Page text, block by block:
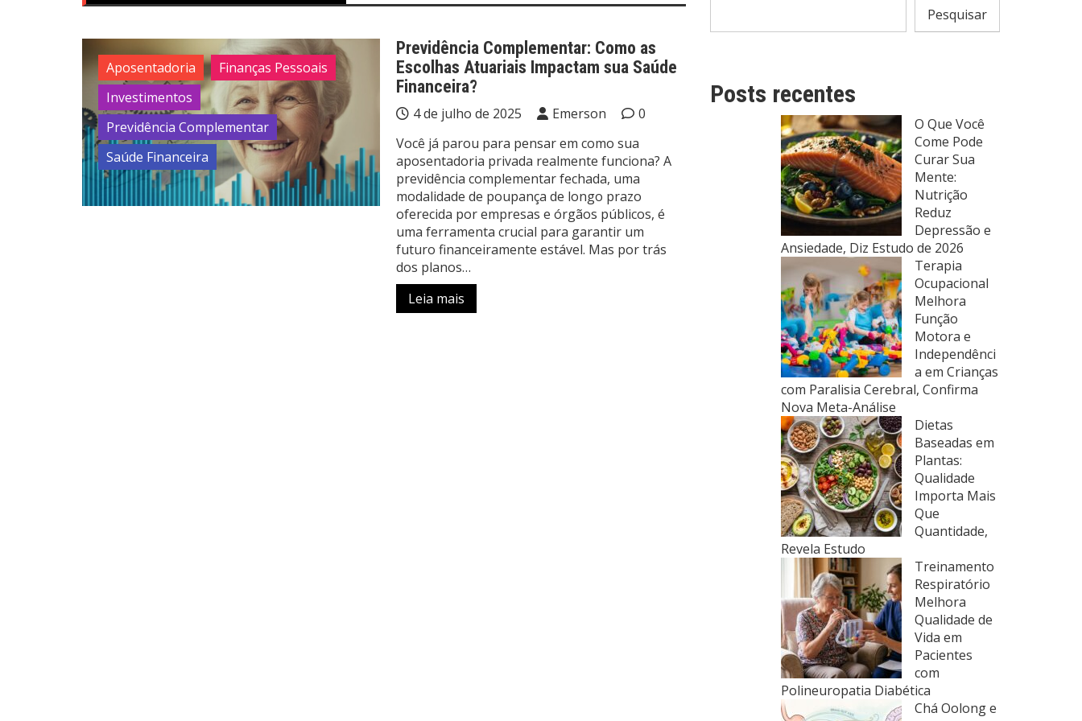
Aposentadoria
Finanças Pessoais
Investimentos
Previdência Complementar
Saúde Financeira
Previdência Complementar: Como as
Escolhas Atuariais Impactam sua Saúde
Financeira?
4 de julho de 2025 Emerson
0
Você já parou para pensar em como sua
aposentadoria privada realmente funciona? A
previdência complementar fechada, uma
modalidade de poupança de longo prazo
oferecida por empresas e órgãos públicos, é
uma ferramenta crucial para garantir um
futuro financeiramente estável. Mas por trás
dos planos…
Leia mais
Pesquisar
Posts recentes
O Que Você
Come Pode
Curar Sua
Mente:
Nutrição
Reduz
Depressão e
Ansiedade, Diz Estudo de 2026
Terapia
Ocupacional
Melhora
Função
Motora e
Independênci
a em Crianças
com Paralisia Cerebral, Confirma
Nova Meta-Análise
Dietas
Baseadas em
Plantas:
Qualidade
Importa Mais
Que
Quantidade,
Revela Estudo
Treinamento
Respiratório
Melhora
Qualidade de
Vida em
Pacientes
com
Polineuropatia Diabética
Chá Oolong e